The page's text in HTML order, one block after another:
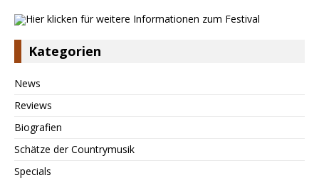
Kategorien
News
Reviews
Biografien
Schätze der Countrymusik
Specials